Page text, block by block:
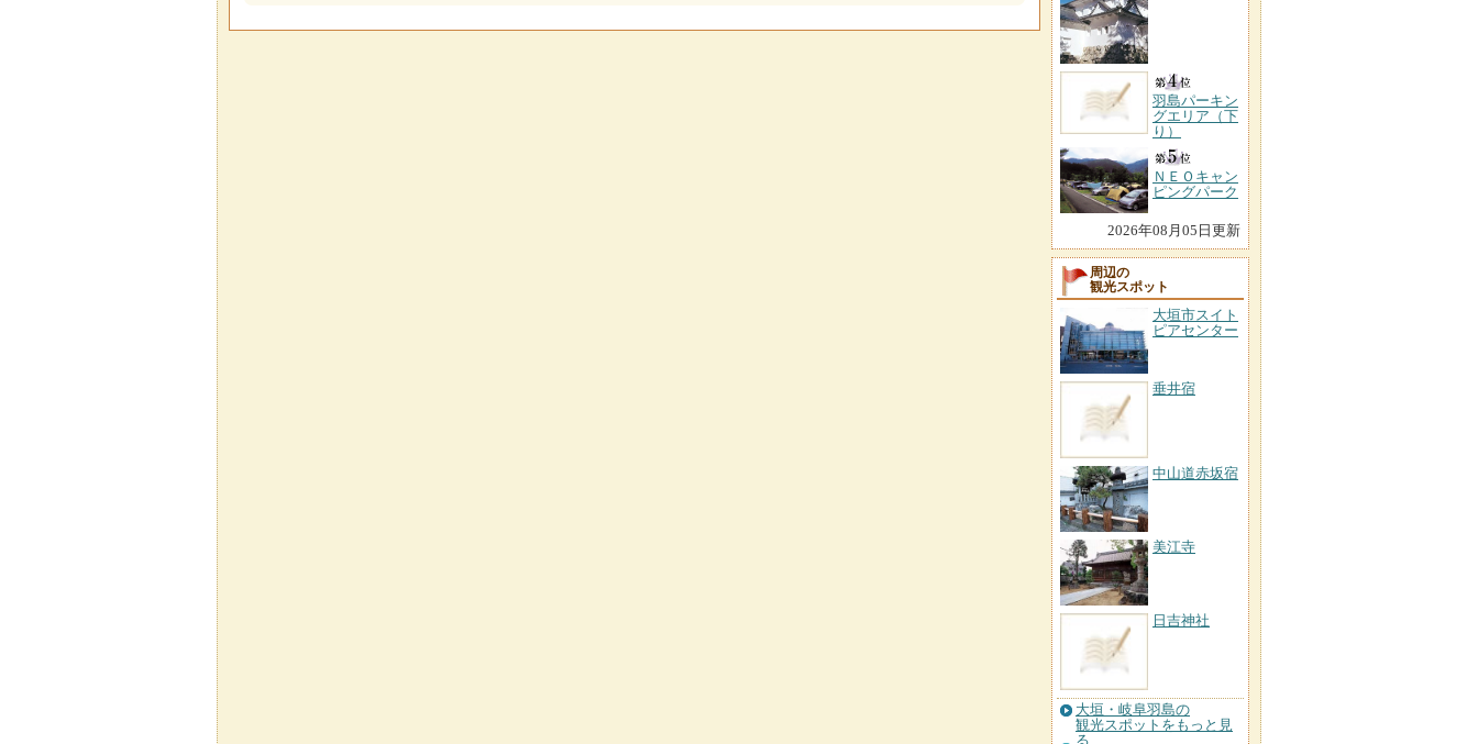
羽島パーキン
グエリア（下
り）
ＮＥＯキャン
ピングパーク
2026年08月05日更新
周辺の
観光スポット
大垣市スイト
ピアセンター
垂井宿
中山道赤坂宿
美江寺
日吉神社
大垣・岐阜羽島の
観光スポットをもっと見
る